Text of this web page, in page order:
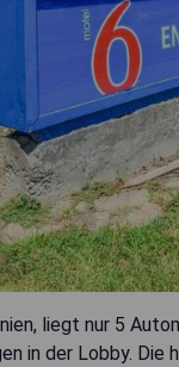
liegt nur 5
in der Lobby. Die